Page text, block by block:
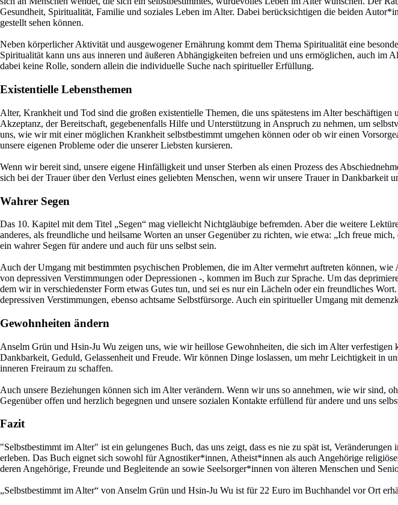
Gesundheit, Spiritualität, Familie und soziales Leben im Alter. Dabei berücksichtigen die beiden
gestellt sehen können.
Neben körperlicher Aktivität und ausgewogener Ernährung kommt dem Thema Spiritualität eine
Spiritualität kann uns aus inneren und äußeren Abhängigkeiten befreien und uns ermöglichen, auch
dabei keine Rolle, sondern allein die individuelle Suche nach spiritueller Erfüllung.
Existentielle Lebensthemen
Alter, Krankheit und Tod sind die großen existentielle Themen, die uns spätestens im Alter
Akzeptanz, der Bereitschaft, gegebenenfalls Hilfe und Unterstützung in Anspruch zu nehmen, um
uns, wie wir mit einer möglichen Krankheit selbstbestimmt umgehen können oder ob wir einen
unsere eigenen Probleme oder die unserer Liebsten kursieren.
Wenn wir bereit sind, unsere eigene Hinfälligkeit und unser Sterben als einen Prozess des
sich bei der Trauer über den Verlust eines geliebten Menschen, wenn wir unsere Trauer in
Wahrer Segen
Das 10. Kapitel mit dem Titel „Segen“ mag vielleicht Nichtgläubige befremden. Aber die weitere
anderes, als freundliche und heilsame Worten an unser Gegenüber zu richten, wie etwa: „Ich freue
ein wahrer Segen für andere und auch für uns selbst sein.
Auch der Umgang mit bestimmten psychischen Problemen, die im Alter vermehrt auftreten können,
von depressiven Verstimmungen oder Depressionen -, kommen im Buch zur Sprache. Um das
dem wir in verschiedenster Form etwas Gutes tun, und sei es nur ein Lächeln oder ein freundliches
depressiven Verstimmungen, ebenso achtsame Selbstfürsorge. Auch ein spiritueller Umgang mit
Gewohnheiten ändern
Anselm Grün und Hsin-Ju Wu zeigen uns, wie wir heillose Gewohnheiten, die sich im Alter
Dankbarkeit, Geduld, Gelassenheit und Freude. Wir können Dinge loslassen, um mehr Leichtigkeit in
inneren Freiraum zu schaffen.
Auch unsere Beziehungen können sich im Alter verändern. Wenn wir uns so annehmen, wie wir sind,
Gegenüber offen und herzlich begegnen und unsere sozialen Kontakte erfüllend für andere und uns
Fazit
"Selbstbestimmt im Alter" ist ein gelungenes Buch, das uns zeigt, dass es nie zu spät ist,
erleben. Das Buch eignet sich sowohl für Agnostiker*innen, Atheist*innen als auch Angehörige
deren Angehörige, Freunde und Begleitende an sowie Seelsorger*innen von älteren Menschen und
„Selbstbestimmt im Alter“ von Anselm Grün und Hsin-Ju Wu ist für 22 Euro im Buchhandel vor Ort